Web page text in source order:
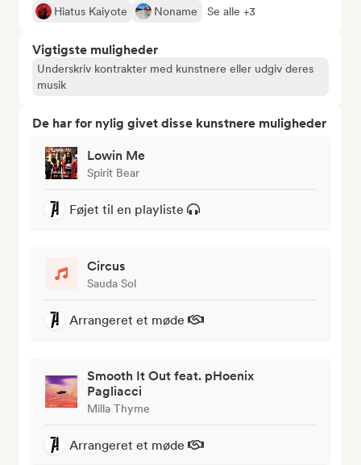
Hiatus Kaiyote
Noname Se alle +3
Vigtigste muligheder
Underskriv kontrakter med kunstnere eller udgiv deres
musik
De har for nylig givet disse kunstnere muligheder
Lowin Me
Spirit Bear
Føjet til en playliste
Circus
Sauda Sol
Arrangeret et møde
Smooth It Out feat. pHoenix
Pagliacci
Milla Thyme
Arrangeret et møde